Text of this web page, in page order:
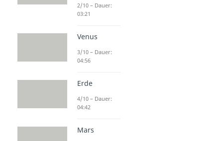
2/10 – Dauer:
03:21
Venus
3/10 – Dauer:
04:56
Erde
4/10 – Dauer:
04:42
Mars